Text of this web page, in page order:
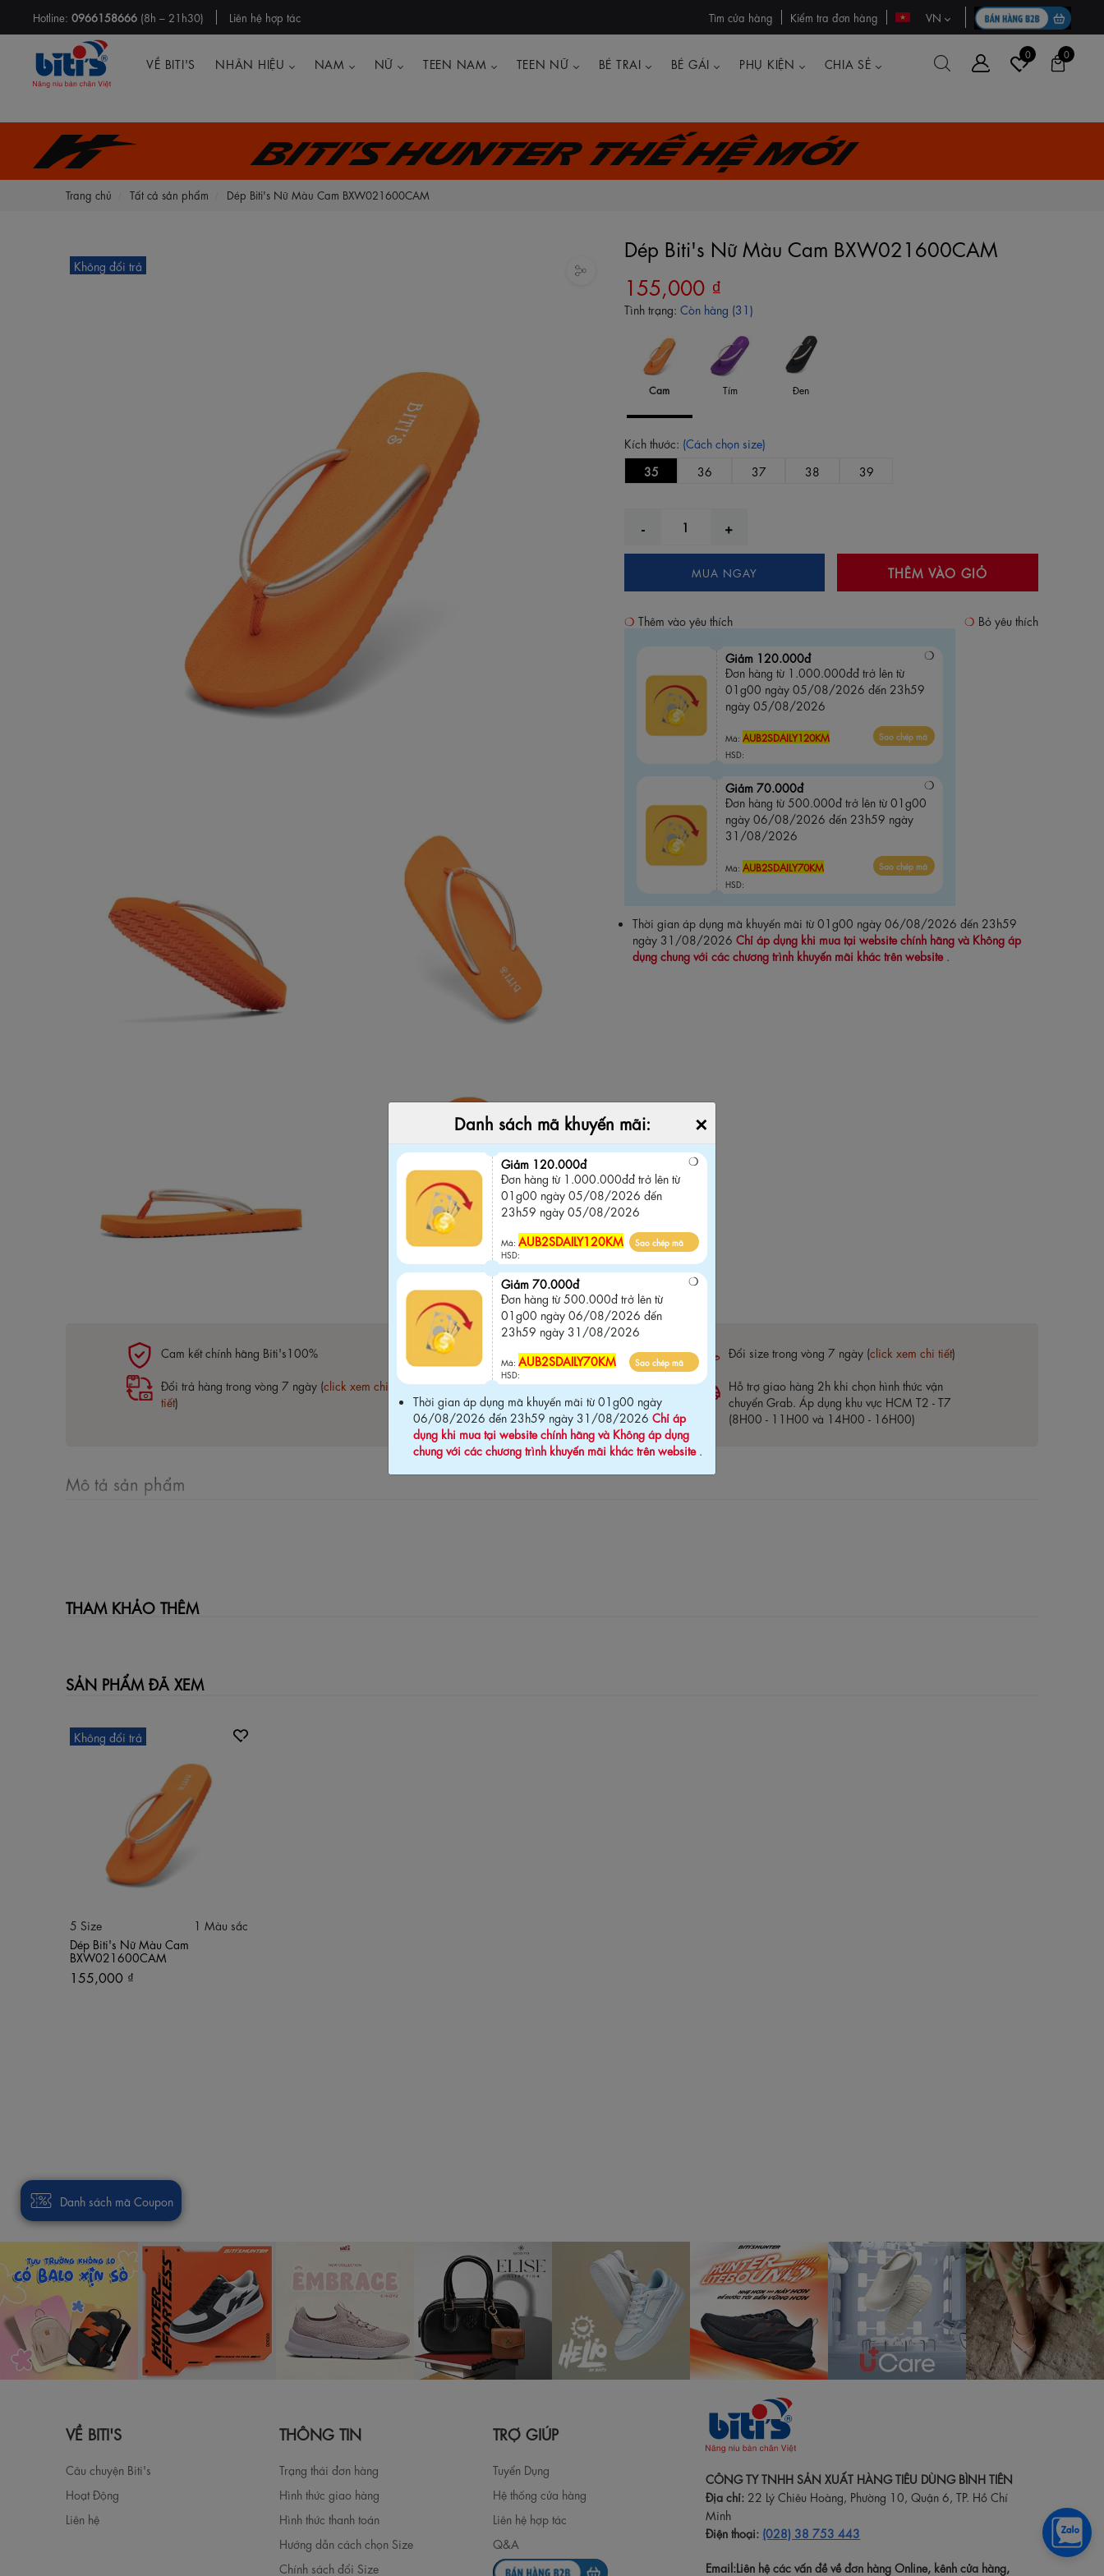
Hotline: 0966158666 (8h – 21h30) Liên hệ hợp tác Tìm cửa hàng Kiểm tra đơn hàng VN
VỀ BITI'S NHÃN HIỆU NAM NỮ TEEN NAM TEEN NỮ BÉ TRAI BÉ GÁI PHỤ KIỆN CHIA SẺ
0 0
Biti's Hunter thế hệ mới
Trang chủ Tất cả sản phẩm Dép Biti's Nữ Màu Cam BXW021600CAM
Không đổi trả
Dép Biti's Nữ Màu Cam BXW021600CAM
155,000 ₫
Tình trạng: Còn hàng (31)
Tím Đen
Cam
Kích thước: (Cách chọn size)
35
36 37 38 39
MUA NGAY THÊM VÀO GIỎ
Thêm vào yêu thích Bỏ yêu thích
Giảm 120.000đ
Đơn hàng từ 1.000.000đđ trở lên từ
01g00 ngày 05/08/2026 đến 23h59
ngày 05/08/2026
Mã:AUB2SDAILY120KM
HSD:
Sao chép mã
Giảm 70.000đ
Đơn hàng từ 500.000đ trở lên từ 01g00
ngày 06/08/2026 đến 23h59 ngày
31/08/2026
Mã:AUB2SDAILY70KM
HSD:
Sao chép mã
Thời gian áp dụng mã khuyến mãi từ 01g00 ngày 06/08/2026 đến 23h59
ngày 31/08/2026 Chỉ áp dụng khi mua tại website chính hãng và Không áp
dụng chung với các chương trình khuyến mãi khác trên website
Cam kết chính hãng Biti's100% Bảo hành 03 tháng (click xem chi tiết ) Đổi size trong vòng 7 ngày (click xem chi tiết)
Đổi trả hàng trong vòng 7 ngày (click xem chi
tiết)
Free ship đơn hàng 1.5 Triệu
Hỗ trợ giao hàng 2h khi chọn hình thức vận
chuyển Grab. Áp dụng khu vực HCM T2 - T7
(8H00 - 11H00 và 14H00 - 16H00)
Mô tả sản phẩm
THAM KHẢO THÊM
SẢN PHẨM ĐÃ XEM
Không đổi trả
5 Size
1 Màu sắc
Dép Biti's Nữ Màu Cam
BXW021600CAM
155,000 ₫
VỀ BITI'S
Câu chuyện Biti's
Hoạt Động
Liên hệ
THÔNG TIN
Trạng thái đơn hàng
Hình thức giao hàng
Hình thức thanh toán
Hướng dẫn cách chọn Size
Chính sách đổi Size
TRỢ GIÚP
Tuyển Dụng
Hệ thống cửa hàng
Liên hệ hợp tác
Q&A
CÔNG TY TNHH SẢN XUẤT HÀNG TIÊU DÙNG BÌNH TIÊN
Địa chỉ: 22 Lý Chiêu Hoàng, Phường 10, Quận 6, TP. Hồ Chí
Minh
Điện thoại: (028) 38 753 443
Email:Liên hệ các vấn đề về đơn hàng Online, kênh cửa hàng,
Danh sách mã Coupon
Danh sách mã khuyến mãi: ×
Giảm 120.000đ
Đơn hàng từ 1.000.000đđ trở lên từ
01g00 ngày 05/08/2026 đến
23h59 ngày 05/08/2026
Mã:AUB2SDAILY120KM
HSD:
Sao chép mã
Giảm 70.000đ
Đơn hàng từ 500.000đ trở lên từ
01g00 ngày 06/08/2026 đến
23h59 ngày 31/08/2026
Mã:AUB2SDAILY70KM
HSD:
Sao chép mã
Thời gian áp dụng mã khuyến mãi từ 01g00 ngày
06/08/2026 đến 23h59 ngày 31/08/2026 Chỉ áp
dụng khi mua tại website chính hãng và Không áp dụng
chung với các chương trình khuyến mãi khác trên website